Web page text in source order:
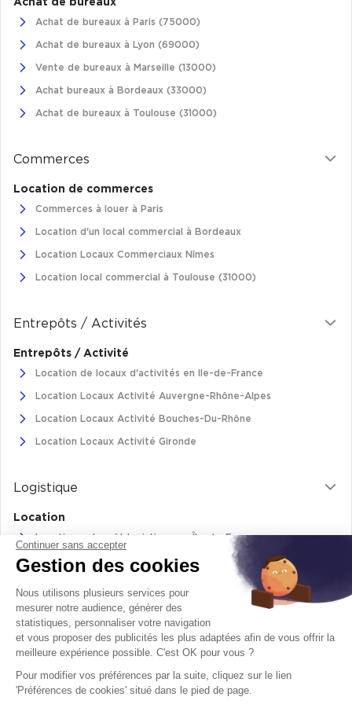
Collections de Logistique
Entrepôts Messagerie
Entrepôts logistique classe A
Location de Commerces
Location de Commerces à Paris
Location de Commerces à Bordeaux
Achat de Commerces
Achat de Commerces à Nîmes
Achat de Commerces à Toulouse
Achat de Commerces à Marseille
Bureaux privés
Bureaux privés à Paris
Bureaux privés à Lyon
Bureaux privés à Marseille
Bureaux privés à Neuilly-sur-Seine
Achat de bureaux
Achat de bureaux à Paris (75000)
Achat de bureaux à Lyon (69000)
Vente de bureaux à Marseille (13000)
Achat bureaux à Bordeaux (33000)
Achat de bureaux à Toulouse (31000)
Commerces
Location de commerces
Commerces à louer à Paris
Location d'un local commercial à Bordeaux
Location Locaux Commerciaux Nîmes
Location local commercial à Toulouse (31000)
Entrepôts / Activités
Entrepôts / Activité
Location de locaux d'activités en Ile-de-France
Location Locaux Activité Auvergne-Rhône-Alpes
Location Locaux Activité Bouches-Du-Rhône
Location Locaux Activité Gironde
Logistique
Location
Location entrepôt logistique en Île-de-France
Location entrepôt logistique Pas-de-Calais
Location de bâtiments logistiques en Auvergne-Rhône-Alpes
Location Logistique Bouches-Du-Rhône
facebooktwitter instagramyoutube
Continuer sans accepter
Gestion des cookies
Nous utilisons plusieurs services pour
mesurer notre audience, générer des
statistiques, personnaliser votre navigation
et vous proposer des publicités les plus adaptées afin de vous offrir la
meilleure expérience possible. C'est OK pour vous ?
Pour modifier vos préférences par la suite, cliquez sur le lien
'Préférences de cookies' situé dans le pied de page.